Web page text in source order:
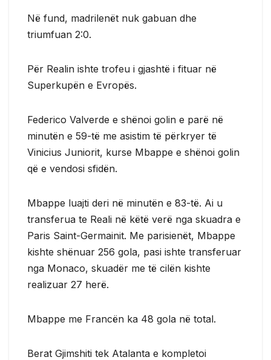
Në fund, madrilenët nuk gabuan dhe
triumfuan 2:0.
Për Realin ishte trofeu i gjashtë i fituar në
Superkupën e Evropës.
Federico Valverde e shënoi golin e parë në
minutën e 59-të me asistim të përkryer të
Vinicius Juniorit, kurse Mbappe e shënoi golin
që e vendosi sfidën.
Mbappe luajti deri në minutën e 83-të. Ai u
transferua te Reali në këtë verë nga skuadra e
Paris Saint-Germainit. Me parisienët, Mbappe
kishte shënuar 256 gola, pasi ishte transferuar
nga Monaco, skuadër me të cilën kishte
realizuar 27 herë.
Mbappe me Francën ka 48 gola në total.
Berat Gjimshiti tek Atalanta e kompletoi